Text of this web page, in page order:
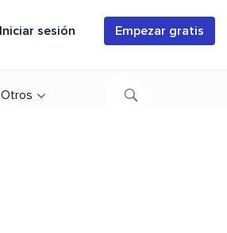
Iniciar sesión Empezar gratis
Otros